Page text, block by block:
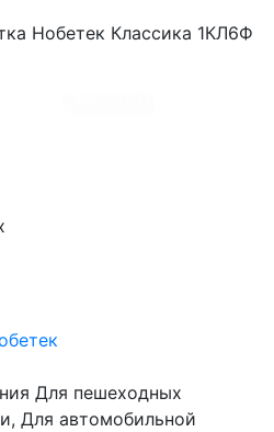
Для пешеходных
Для автомобильной